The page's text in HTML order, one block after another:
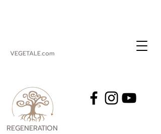
VEGETALE.com
REGENERATION